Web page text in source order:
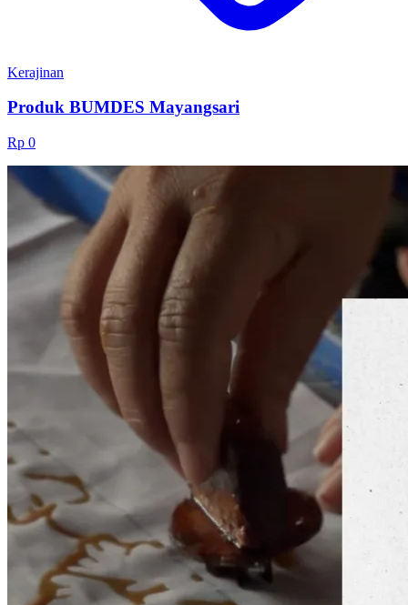
Kerajinan
Produk BUMDES Mayangsari
Rp 0